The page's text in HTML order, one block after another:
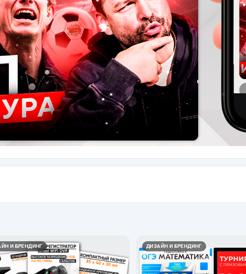
И БРЕНДИНГ ДИЗАЙН И БРЕНДИНГ